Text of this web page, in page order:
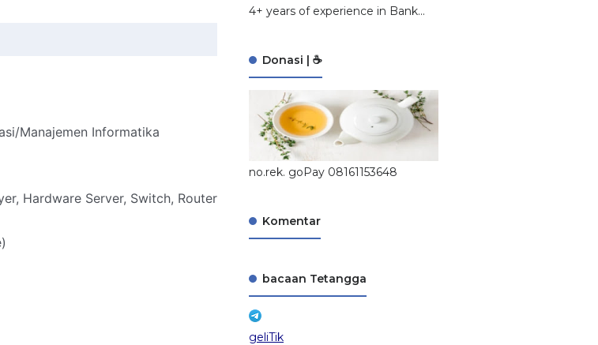
Manajemen Informatika
Hardware Server, Switch, Router
4+ years of experience in Bank...
Donasi | ☕
no.rek. goPay 08161153648
Komentar
bacaan Tetangga
geliTik